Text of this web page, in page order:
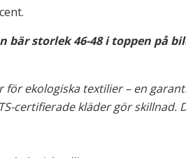
bär storlek 46-48 i toppen på
för ekologiska textilier – en
certifierade kläder gör